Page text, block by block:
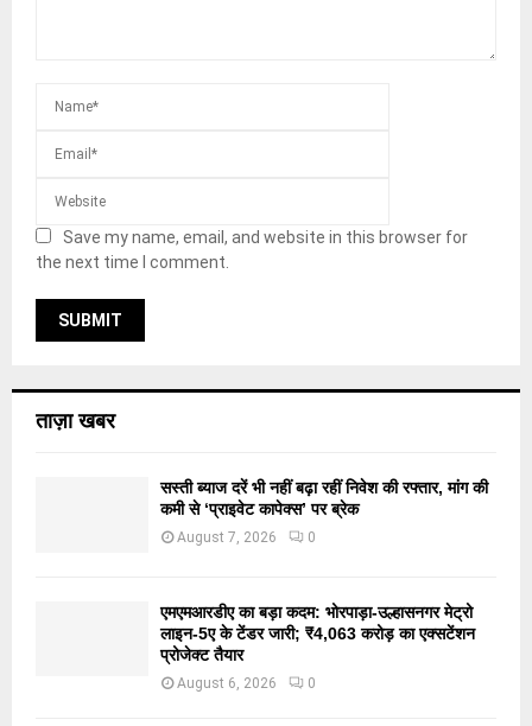
Save my name, email, and website in this browser for
the next time I comment.
ताज़ा खबर
सस्ती ब्याज दरें भी नहीं बढ़ा रहीं निवेश की रफ्तार, मांग की
कमी से ‘प्राइवेट कापेक्स’ पर ब्रेक
August 7, 2026 0
एमएमआरडीए का बड़ा कदम: भोरपाड़ा-उल्हासनगर मेट्रो
लाइन-5ए के टेंडर जारी; ₹4,063 करोड़ का एक्सटेंशन
प्रोजेक्ट तैयार
August 6, 2026 0